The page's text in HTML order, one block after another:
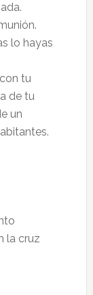
lo hayas
tu
de tu
un
la cruz